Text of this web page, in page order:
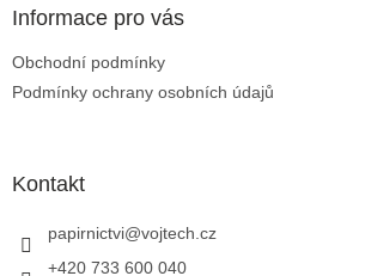
Informace pro vás
Obchodní podmínky
Podmínky ochrany osobních údajů
Kontakt
papirnictvi@vojtech.cz
+420 733 600 040